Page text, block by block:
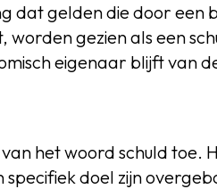
dat gelden die door een
gezien als een
eigenaar blijft van
het woord schuld toe.
doel zijn